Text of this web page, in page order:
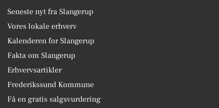
Seneste nyt fra Slangerup
Vores lokale erhverv
Kalenderen for Slangerup
Fakta om Slangerup
Erhvervsartikler
Frederikssund Kommune
Få en gratis salgsvurdering